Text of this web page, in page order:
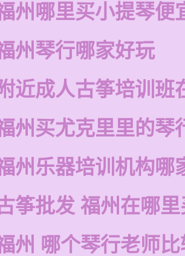
州哪里买小提琴便
州琴行哪家好玩
近成人古筝培训班
州买尤克里里的琴
州乐器培训机构哪
筝批发 福州在哪
州 哪个琴行老师